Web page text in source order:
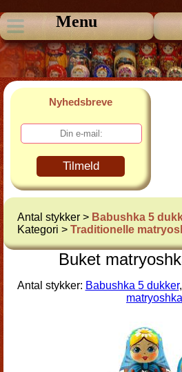
Menu
Nyhedsbreve
Tilmeld
Antal stykker > Babushka 5
Kategori > Traditionelle
Buket
Antal stykker: Babushka 5 dukker
matryoshka